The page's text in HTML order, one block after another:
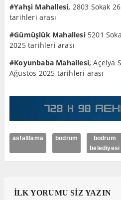
#Yahşi Mahallesi, 2803 Sokak
tarihleri arası
#Gümüşlük Mahallesi5201
2025 tarihleri arası
#Koyunbaba Mahallesi, Açelya
Ağustos 2025 tarihleri arası
asfaltlama bodrum
bodrum
belediyesi
İLK YORUMU SİZ YAZIN